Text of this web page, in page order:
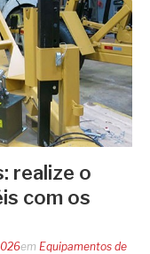
realize o
com os
em Equipamentos de